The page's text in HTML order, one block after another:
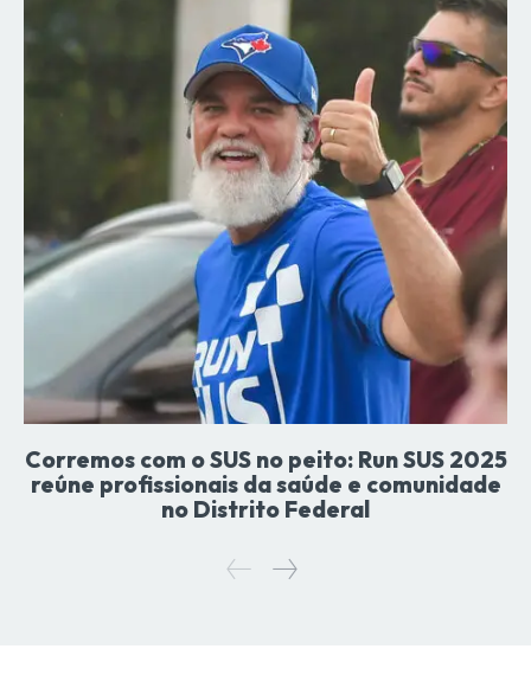
Corremos com o SUS no peito: Run SUS 2025
reúne profissionais da saúde e comunidade
no Distrito Federal